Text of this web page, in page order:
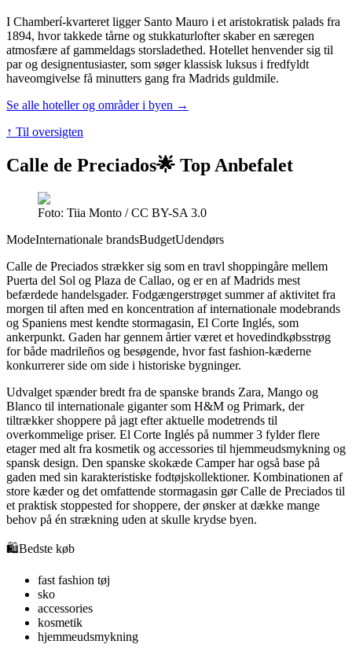
I Chamberí-kvarteret ligger Santo Mauro i et aristokratisk palads fra
1894, hvor takkede tårne og stukkaturlofter skaber en særegen
atmosfære af gammeldags storsladethed. Hotellet henvender sig til
par og designentusiaster, som søger klassisk luksus i fredfyldt
haveomgivelse få minutters gang fra Madrids guldmile.
Se alle hoteller og områder i byen →
↑ Til oversigten
Calle de Preciados🌟 Top Anbefalet
Foto: Tiia Monto / CC BY-SA 3.0
ModeInternationale brandsBudgetUdendørs
Calle de Preciados strækker sig som en travl shoppingåre mellem
Puerta del Sol og Plaza de Callao, og er en af Madrids mest
befærdede handelsgader. Fodgængerstrøget summer af aktivitet fra
morgen til aften med en koncentration af internationale modebrands
og Spaniens mest kendte stormagasin, El Corte Inglés, som
ankerpunkt. Gaden har gennem årtier været et hovedindkøbsstrøg
for både madrileños og besøgende, hvor fast fashion-kæderne
konkurrerer side om side i historiske bygninger.
Udvalget spænder bredt fra de spanske brands Zara, Mango og
Blanco til internationale giganter som H&M og Primark, der
tiltrækker shoppere på jagt efter aktuelle modetrends til
overkommelige priser. El Corte Inglés på nummer 3 fylder flere
etager med alt fra kosmetik og accessories til hjemmeudsmykning og
spansk design. Den spanske skokæde Camper har også base på
gaden med sin karakteristiske fodtøjskollektioner. Kombinationen af
store kæder og det omfattende stormagasin gør Calle de Preciados til
et praktisk stoppested for shoppere, der ønsker at dække mange
behov på én strækning uden at skulle krydse byen.
🛍️Bedste køb
fast fashion tøj
sko
accessories
kosmetik
hjemmeudsmykning